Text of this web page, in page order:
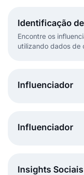
Identificação
Encontre os
utilizando dados de
Influenciador
Influenciador
Insights Sociais